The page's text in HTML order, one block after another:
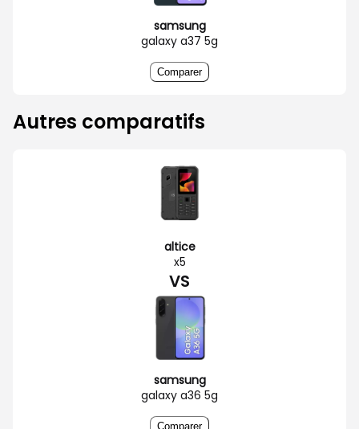
samsung
galaxy a37 5g
Comparer
Autres comparatifs
altice
x5
VS
samsung
galaxy a36 5g
Comparer